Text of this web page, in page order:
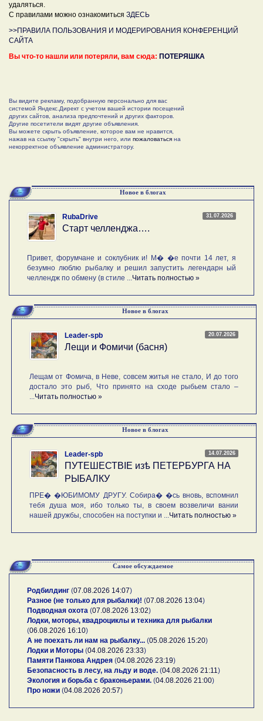
удаляться.
С правилами можно ознакомиться ЗДЕСЬ
>>ПРАВИЛА ПОЛЬЗОВАНИЯ И МОДЕРИРОВАНИЯ КОНФЕРЕНЦИЙ
САЙТА
Вы что-то нашли или потеряли, вам сюда: ПОТЕРЯШКА
Вы видите рекламу, подобранную персонально для вас
системой Яндекс.Директ с учетом вашей истории посещений
других сайтов, анализа предпочтений и других факторов.
Другие посетители видят другие объявления.
Вы можете скрыть объявление, которое вам не нравится,
нажав на ссылку "скрыть" внутри него, или пожаловаться на
некорректное объявление администратору.
Новое в блогах
31.07.2026
RubaDrive
Старт челленджа….
Привет, форумчане и соклубник и! М� �е почти 14 лет, я
безумно люблю рыбалку и решил запустить легендарн ый
челлендж по обмену (в стиле ... Читать полностью »
Новое в блогах
20.07.2026
Leader-spb
Лещи и Фомичи (басня)
Лещам от Фомича, в Неве, совсем житья не стало, И до того
достало это рыб, Что принято на сходе рыбьем стало –
Читать полностью »
Новое в блогах
14.07.2026
Leader-spb
ПУТЕШЕСТВIE изѣ ПЕТЕРБУРГА НА
РЫБАЛКУ
ПРЕ� �ЮБИМОМУ ДРУГУ. Собира� �сь вновь, вспомнил
тебя душа моя, ибо только ты, в своем возвеличи вании
нашей дружбы, способен на поступки и ... Читать полностью »
Самое обсуждаемое
Родбилдинг (07.08.2026 14:07)
Разное (не только для рыбалки)! (07.08.2026 13:04)
Подводная охота (07.08.2026 13:02)
Лодки, моторы, квадроциклы и техника для рыбалки
(06.08.2026 16:10)
А не поехать ли нам на рыбалку... (05.08.2026 15:20)
Лодки и Моторы (04.08.2026 23:33)
Памяти Панкова Андрея (04.08.2026 23:19)
Безопасность в лесу, на льду и воде. (04.08.2026 21:11 )
Экология и борьба с браконьерами. (04.08.2026 21:00)
Про ножи (04.08.2026 20:57)